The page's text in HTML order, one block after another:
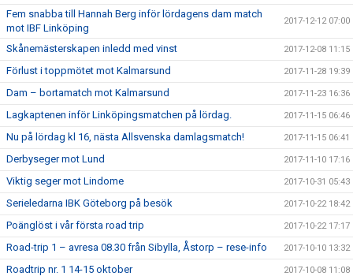
Fem snabba till Hannah Berg inför lördagens dam match
mot IBF Linköping
2017-12-12 07:00
Skånemästerskapen inledd med vinst 2017-12-08 11:15
Förlust i toppmötet mot Kalmarsund 2017-11-28 19:39
Dam – bortamatch mot Kalmarsund 2017-11-23 16:36
Lagkaptenen inför Linköpingsmatchen på lördag. 2017-11-15 06:46
Nu på lördag kl 16, nästa Allsvenska damlagsmatch! 2017-11-15 06:41
Derbyseger mot Lund 2017-11-10 17:16
Viktig seger mot Lindome 2017-10-31 05:43
Serieledarna IBK Göteborg på besök 2017-10-22 18:42
Poänglöst i vår första road trip 2017-10-22 17:17
Road-trip 1 – avresa 08.30 från Sibylla, Åstorp – rese-info 2017-10-10 13:32
Roadtrip nr. 1 14-15 oktober 2017-10-08 11:08